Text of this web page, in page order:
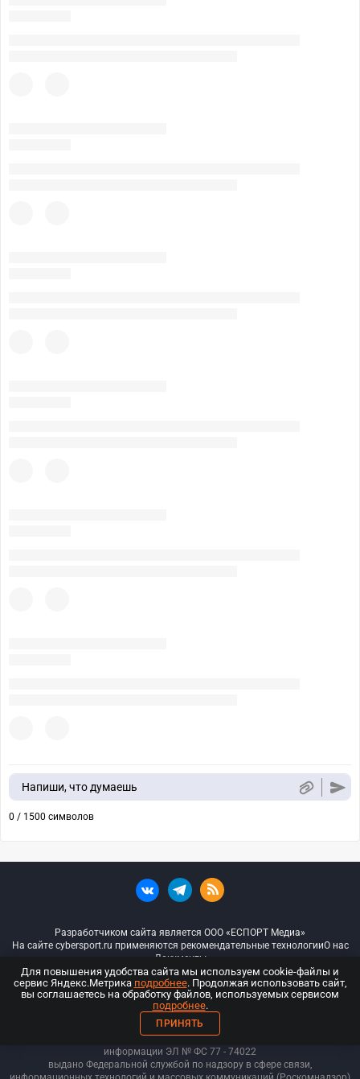
Напиши, что думаешь
0 / 1500 символов
Разработчиком сайта является ООО «ЕСПОРТ Медиа»
На сайте cybersport.ru применяются рекомендательные технологииО нас
Документы
© ООО «Киберспорт.ру» — Все права защищены
18+
ООО «Киберспорт.ру». Свидетельство о регистрации средств массовой
информации ЭЛ № ФС 77 - 74022
выдано Федеральной службой по надзору в сфере связи,
Для повышения удобства сайта мы используем cookie-файлы и
сервис Яндекс.Метрика подробнее. Продолжая использовать сайт,
вы соглашаетесь на обработку файлов, используемых сервисом
подробнее.
ПРИНЯТЬ